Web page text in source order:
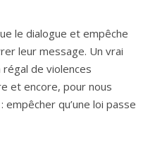
le dialogue et empêche
leur message. Un vrai
de violences
et encore, pour nous
qu’une loi passe